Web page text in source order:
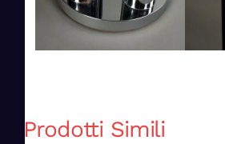
Prodotti Simili